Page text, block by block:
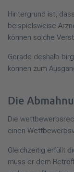
Hintergrund ist,
beispielsweise
können solche
Gerade deshalb
können zum
Die
Die
einen
Gleichzeitig erfüllt
muss er dem